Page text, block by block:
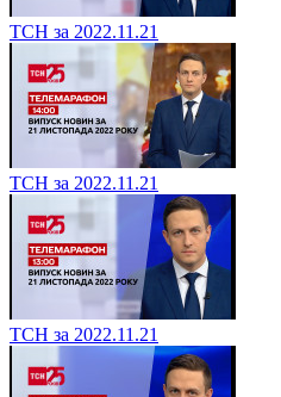
ТСН за 2022.11.21
ТСН за 2022.11.21
ТСН за 2022.11.21